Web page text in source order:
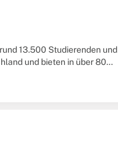
13.500 Studierenden und
und bieten in über 80